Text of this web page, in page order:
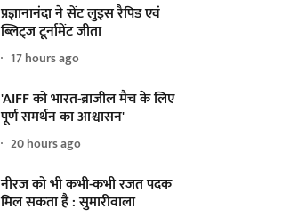
प्रज्ञानानंदा ने सेंट लुइस रैपिड एवं
ब्लिट्ज टूर्नामेंट जीता
17 hours ago
'AIFF को भारत-ब्राजील मैच के लिए
पूर्ण समर्थन का आश्वासन'
20 hours ago
नीरज को भी कभी-कभी रजत पदक
मिल सकता है : सुमारीवाला